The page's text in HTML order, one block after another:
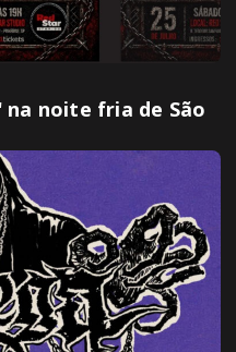
na noite fria de São